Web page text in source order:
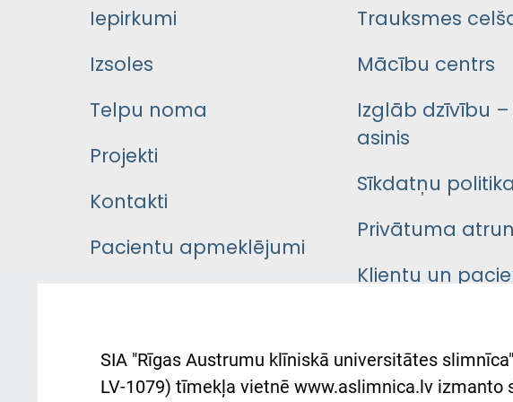
Iepirkumi
Izsoles
Telpu noma
Projekti
Kontakti
Pacientu apmeklējumi
Pacienta
atsauksmju/sūdzību
Trauksmes
Mācību centrs
Izglāb dzīvību –
asinis
Sīkdatņu politika
Privātuma
Klientu un
Austrumu
atbalsts
SIA "Rīgas Austrumu klīniskā universitātes
LV-1079) tīmekļa vietnē www.aslimnica.lv